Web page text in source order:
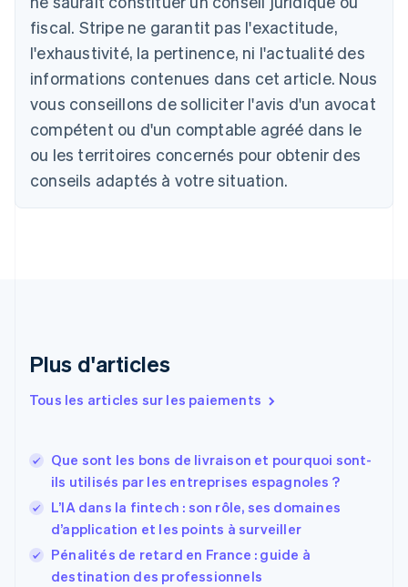
fiscal. Stripe ne garantit pas l'exactitude,
l'exhaustivité, la pertinence, ni l'actualité des
informations contenues dans cet article. Nous
vous conseillons de solliciter l'avis d'un avocat
compétent ou d'un comptable agréé dans le
ou les territoires concernés pour obtenir des
conseils adaptés à votre situation.
Plus d'articles
Tous les articles sur les paiements
Que sont les bons de livraison et pourquoi sont-
ils utilisés par les entreprises espagnoles ?
L’IA dans la fintech : son rôle, ses domaines
d’application et les points à surveiller
Pénalités de retard en France : guide à
destination des professionnels
NederlandsFrançaisDeutschEnglish
Brésil
Português
Bulgarie
English
Canada
Chine continentale
简体中文English
Español English
English
Finlande
English Svenska
Français English
Gibraltar
English
Grèce